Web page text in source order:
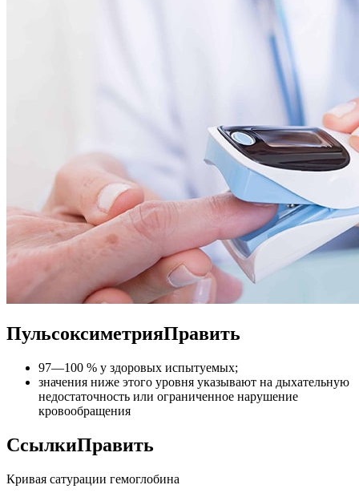
ПульсоксиметрияПравить
97—100 % у здоровых испытуемых;
значения ниже этого уровня указывают на дыхательную
недостаточность или ограниченное нарушение
кровообращения
СсылкиПравить
Кривая сатурации гемоглобина